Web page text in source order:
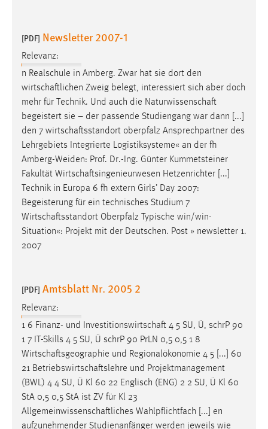
[PDF] Newsletter 2007-1
Relevanz:
n Realschule in Amberg. Zwar hat sie dort den
wirtschaftlichen Zweig belegt, interessiert sich aber doch
mehr für Technik. Und auch die Naturwissenschaft
begeistert sie – der passende Studiengang war dann [...]
den 7 wirtschaftsstandort oberpfalz Ansprechpartner des
Lehrgebiets Integrierte Logistiksysteme« an der fh
Amberg-Weiden: Prof. Dr.-Ing. Günter Kummetsteiner
Fakultät Wirtschaftsingenieurwesen Hetzenrichter [...]
Technik in Europa 6 fh extern Girls’ Day 2007:
Begeisterung für ein technisches Studium 7
Wirtschaftsstandort Oberpfalz Typische win/win-
Situation«: Projekt mit der Deutschen. Post » newsletter 1.
2007
[PDF] Amtsblatt Nr. 2005 2
Relevanz:
1 6 Finanz- und
Investitionswirtschaft 4 5 SU, Ü, schrP 90
1 7 IT-Skills 4 5 SU, Ü schrP 90 PrLN 0,5 0,5 1 8
Wirtschaftsgeographie und Regionalökonomie 4 5 [...] 60
21 Betriebswirtschaftslehre und Projektmanagement
(BWL) 4 4 SU, Ü Kl 60 22 Englisch (ENG) 2 2 SU, Ü Kl 60
StA 0,5 0,5 StA ist ZV für Kl 23
Allgemeinwissenschaftliches Wahlpflichtfach [...] en
aufzunehmender Studienanfänger werden jeweils wie